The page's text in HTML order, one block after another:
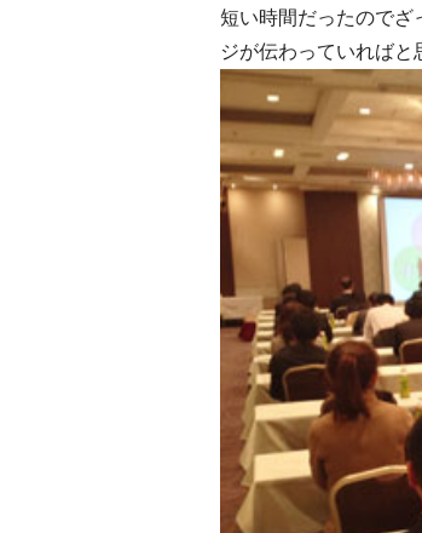
短い時間だったのでざ
ジが伝わっていればと